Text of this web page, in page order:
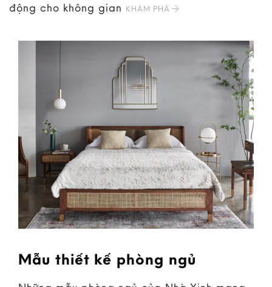
động cho không gian KHÁM PHÁ
Mẫu thiết kế phòng ngủ